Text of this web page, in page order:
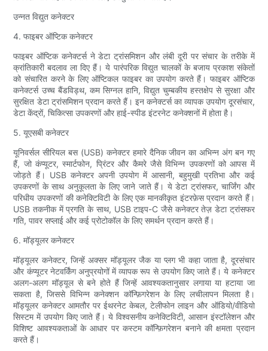
उन्नत विद्युत कनेक्टर
4. फाइबर ऑप्टिक कनेक्टर
फाइबर ऑप्टिक कनेक्टर्स ने डेटा ट्रांसमिशन और लंबी दूरी पर संचार के तरीके में
क्रांतिकारी बदलाव ला दिए हैं। ये पारंपरिक विद्युत चालकों के बजाय प्रकाश संकेतों
को संचारित करने के लिए ऑप्टिकल फाइबर का उपयोग करते हैं। फाइबर ऑप्टिक
कनेक्टर्स उच्च बैंडविड्थ, कम सिग्नल हानि, विद्युत चुम्बकीय हस्तक्षेप से सुरक्षा और
सुरक्षित डेटा ट्रांसमिशन प्रदान करते हैं। इन कनेक्टर्स का व्यापक उपयोग दूरसंचार,
डेटा केंद्रों, चिकित्सा उपकरणों और हाई-स्पीड इंटरनेट कनेक्शनों में होता है।
5. यूएसबी कनेक्टर
यूनिवर्सल सीरियल बस (USB) कनेक्टर हमारे दैनिक जीवन का अभिन्न अंग बन गए
हैं, जो कंप्यूटर, स्मार्टफोन, प्रिंटर और कैमरे जैसे विभिन्न उपकरणों को आपस में
जोड़ते हैं। USB कनेक्टर अपनी उपयोग में आसानी, बहुमुखी प्रतिभा और कई
उपकरणों के साथ अनुकूलता के लिए जाने जाते हैं। ये डेटा ट्रांसफर, चार्जिंग और
परिधीय उपकरणों की कनेक्टिविटी के लिए एक मानकीकृत इंटरफ़ेस प्रदान करते हैं।
USB तकनीक में प्रगति के साथ, USB टाइप-C जैसे कनेक्टर तेज़ डेटा ट्रांसफर
गति, पावर सप्लाई और कई प्रोटोकॉल के लिए समर्थन प्रदान करते हैं।
6. मॉड्यूलर कनेक्टर
मॉड्यूलर कनेक्टर, जिन्हें अक्सर मॉड्यूलर जैक या प्लग भी कहा जाता है, दूरसंचार
और कंप्यूटर नेटवर्किंग अनुप्रयोगों में व्यापक रूप से उपयोग किए जाते हैं। ये कनेक्टर
अलग-अलग मॉड्यूल से बने होते हैं जिन्हें आवश्यकतानुसार लगाया या हटाया जा
सकता है, जिससे विभिन्न कनेक्शन कॉन्फ़िगरेशन के लिए लचीलापन मिलता है।
मॉड्यूलर कनेक्टर आमतौर पर ईथरनेट केबल, टेलीफोन लाइन और ऑडियो/वीडियो
सिस्टम में उपयोग किए जाते हैं। ये विश्वसनीय कनेक्टिविटी, आसान इंस्टॉलेशन और
विशिष्ट आवश्यकताओं के आधार पर कस्टम कॉन्फ़िगरेशन बनाने की क्षमता प्रदान
करते हैं।